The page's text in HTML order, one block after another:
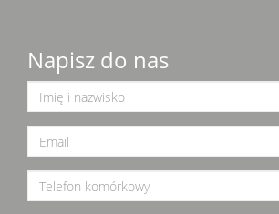
Napisz do nas